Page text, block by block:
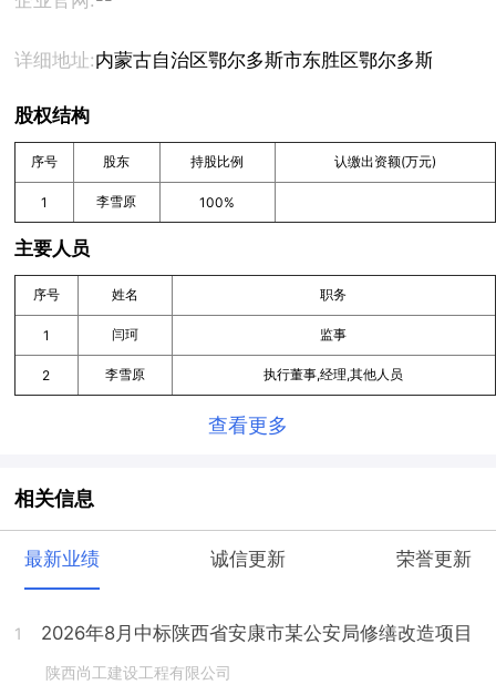
详细地址:内蒙古自治区鄂尔多斯市东胜区鄂尔多斯东街
股权结构
序号 股东 持股比例 认缴出资额(万元)
1 李雪原 100%
主要人员
序号 姓名 职务
1 闫珂 监事
2 李雪原 执行董事,经理,其他人员
查看更多
相关信息
最新业绩 诚信更新 荣誉更新
1 2026年8月中标陕西省安康市某公安局修缮改造项目
陕西尚工建设工程有限公司